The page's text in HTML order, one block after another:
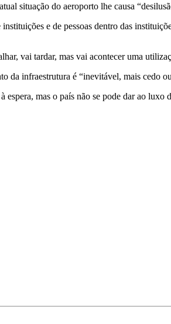
situação do aeroporto lhe causa
e de pessoas dentro das
vai tardar, mas vai acontecer uma
da infraestrutura é “inevitável, mais cedo
mas o país não se pode dar ao